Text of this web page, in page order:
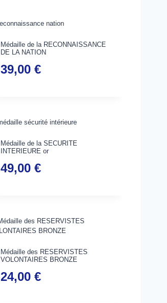
Médaille de la RECONNAISSANCE
DE LA NATION
39,00 €
Médaille de la SECURITE
INTERIEURE or
49,00 €
Médaille des RESERVISTES
VOLONTAIRES BRONZE
24,00 €